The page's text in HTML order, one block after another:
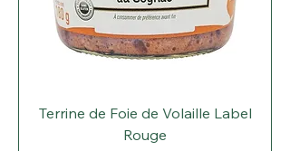
Terrine de Foie de Volaille Label
Rouge